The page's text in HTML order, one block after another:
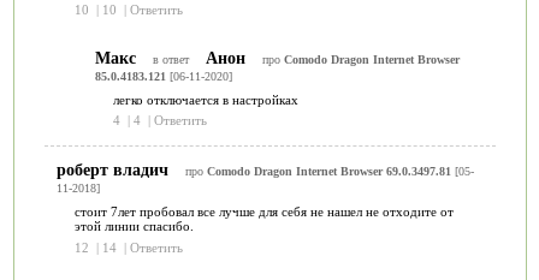
10
| 10 | Ответить
Макс в ответ Анон про Comodo Dragon Internet Browser
85.0.4183.121 [06-11-2020]
легко отключается в настройках
4 | 4 | Ответить
роберт владич про Comodo Dragon Internet Browser 69.0.3497.81 [05-
11-2018]
стоит 7лет пробовал все лучше для себя не нашел не отходите от
этой линии спасибо.
12
| 14 | Ответить